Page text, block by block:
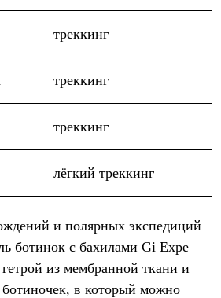
треккинг
треккинг
треккинг
лёгкий треккинг
и полярных экспедиций
ботинок с бахилами Gi Expe –
из мембранной ткани и
в который можно